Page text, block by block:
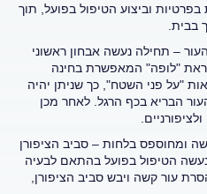
וביצוע הטיפול בפועל, תוך
בבית.
– תחילה נעשה אבחון ראשוני
"לופה" המאפשרת בחינה
"על פני השטח", כך שניתן יהיה
הבריא בכף הרגל. לאחר מכן
ומחוספס בלחות – סביב הציפורן
נעשה הטיפול בפועל בהתאם לבעיה
עור קשה ויבש סביב הציפורן,